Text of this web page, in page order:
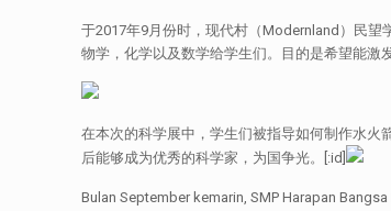
于2017年9月份时，现代村（Modernland）民
物学，化学以及数学给学生们。目的是希望能激
在本次的科学展中，学生们被指导如何制作水火
后能够成为优秀的科学家，为国争光。[:id]
Bulan September kemarin, SMP Harapan